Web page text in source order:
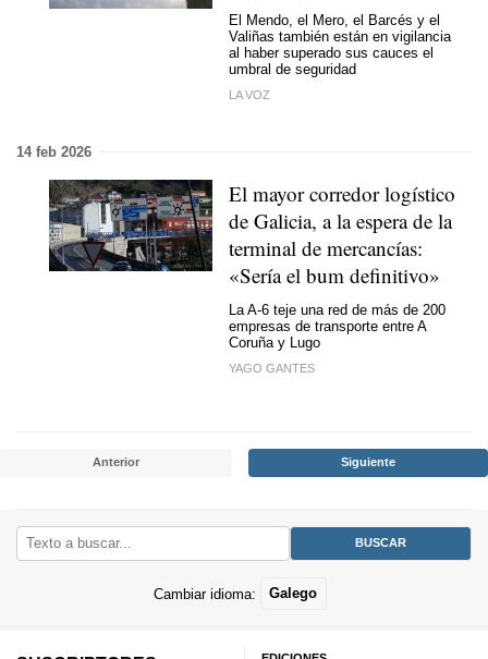
El Mendo, el Mero, el Barcés y el
Valiñas también están en vigilancia
al haber superado sus cauces el
umbral de seguridad
LA VOZ
14 feb 2026
El mayor corredor logístico
de Galicia, a la espera de la
terminal de mercancías:
«Sería el bum definitivo»
La A-6 teje una red de más de 200
empresas de transporte entre A
Coruña y Lugo
YAGO GANTES
Anterior Siguiente
Cambiar idioma: Galego